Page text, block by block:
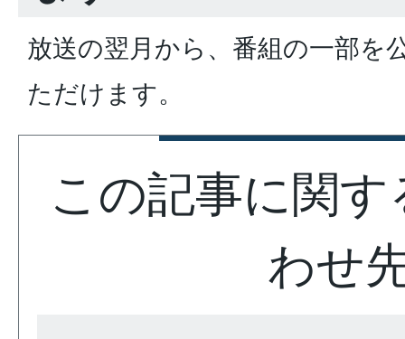
放送の翌月から、番組の一部を
ただけます。
この記事に関
わせ